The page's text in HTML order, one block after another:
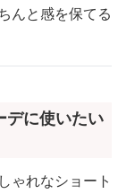
んと感を保てる
デに使いたい
ゃれなショート